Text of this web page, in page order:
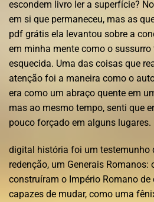
escondem livro ler a superfície?
em si que permaneceu, mas as
pdf grátis ela levantou sobre a
em minha mente como o
esquecida. Uma das coisas que
atenção foi a maneira como o
era como um abraço quente em
mas ao mesmo tempo, senti que
pouco forçado em alguns lugares.
digital história foi um testemunho
redenção, um Generais Romanos:
construíram o Império Romano
capazes de mudar, como uma